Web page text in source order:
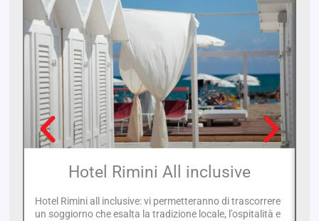
Hotel Rimini All inclusive
Hotel Rimini all inclusive: vi permetteranno di trascorrere
un soggiorno che esalta la tradizione locale, l’ospitalità e